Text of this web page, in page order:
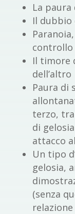
La paura
Il dubbio
controllo
Il timore
dell’altro
Paura di
terzo,
di
attacco
Un tipo
gelosia,
(senza